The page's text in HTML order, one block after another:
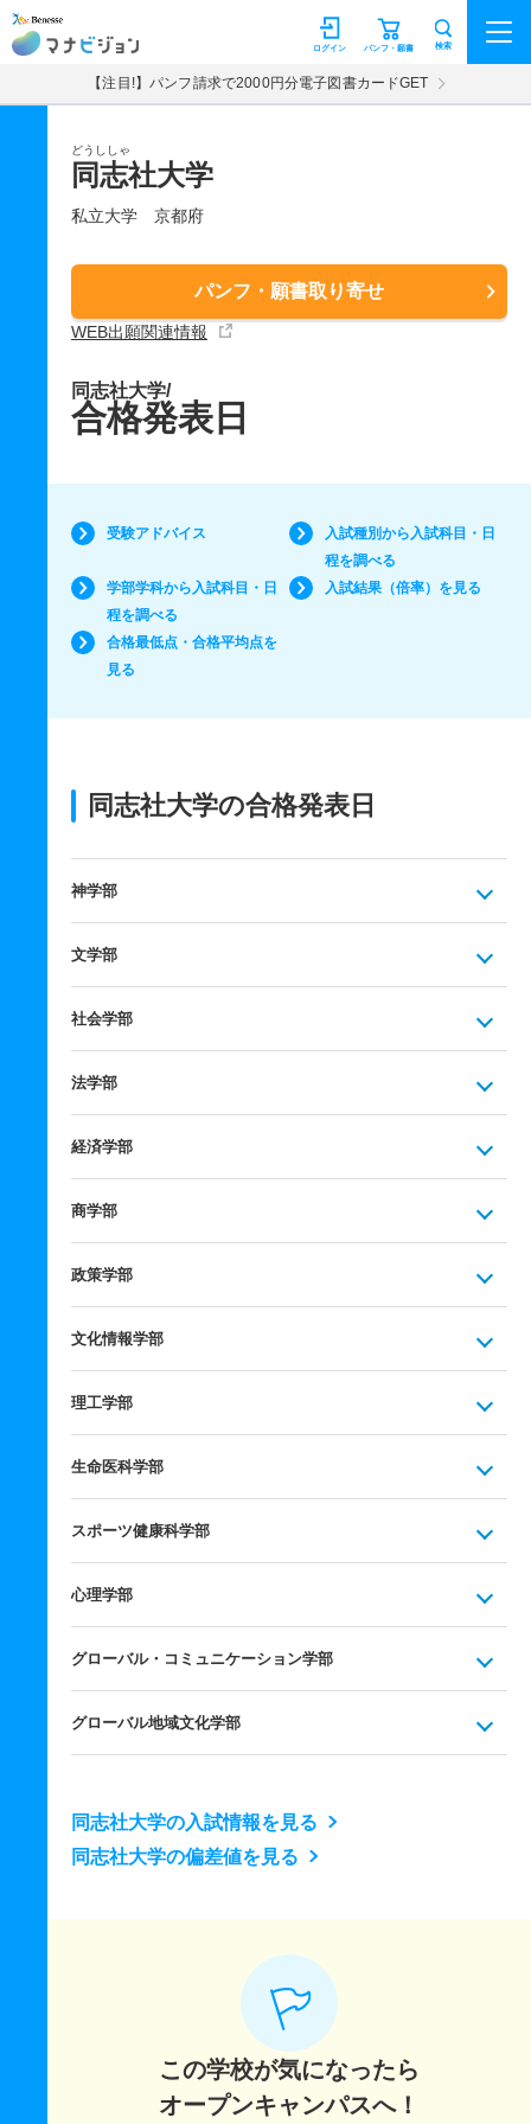
マナビジョン パンフ・願書
ログイン 検索
【注目!】パンフ請求で2000円分電子図書カードGET
どうししゃ
同志社大学
私立大学 京都府
パンフ・願書取り寄せ
WEB出願関連情報
同志社大学/
合格発表日
受験アドバイス
入試種別から入試科目・日
程を調べる
学部学科から入試科目・日
程を調べる
入試結果（倍率）を見る
合格最低点・合格平均点を
見る
同志社大学の合格発表日
神学部
文学部
社会学部
法学部
経済学部
商学部
政策学部
文化情報学部
理工学部
生命医科学部
スポーツ健康科学部
心理学部
グローバル・コミュニケーション学部
グローバル地域文化学部
同志社大学の入試情報を見る
同志社大学の偏差値を見る
この学校が気になったら
オープンキャンパスへ！